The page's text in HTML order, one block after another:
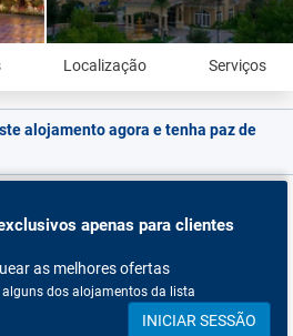
Localização Serviços
alojamento agora e tenha paz de
apenas para clientes
as melhores ofertas
dos alojamentos da lista
INICIAR SESSÃO